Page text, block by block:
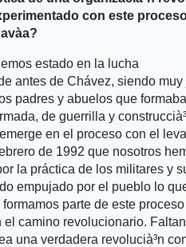
con este
estado en la lucha
antes de Chávez, siendo
padres y abuelos que
de guerrilla y
en el proceso con el
de 1992 que nosotros
la práctica de los militares y
empujado por el pueblo lo
parte de este
el camino revolucionario.
una verdadera revolucià³n